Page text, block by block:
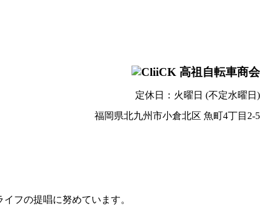
定休日：火曜日 (不定水曜日)
福岡県北九州市小倉北区 魚町4丁目2-5
フの提唱に努めています。